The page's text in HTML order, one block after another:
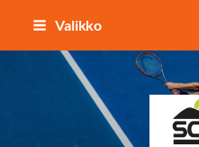
Siirry
sisältöön
Valikko